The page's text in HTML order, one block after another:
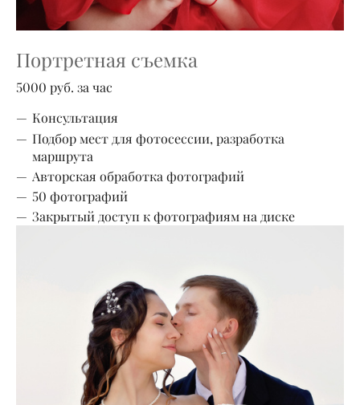
Портретная съемка
5000 руб. за час
Консультация
Подбор мест для фотосессии, разработка
маршрута
Авторская обработка фотографий
50 фотографий
Закрытый доступ к фотографиям на диске